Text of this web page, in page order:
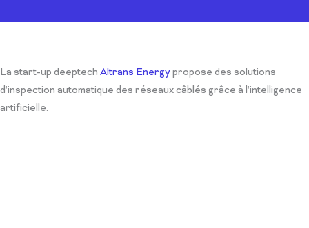
La start-up deeptech Altrans Energypropose des solutions
d’inspection automatique des réseaux câblés grâce à l’intelligence
artificielle.